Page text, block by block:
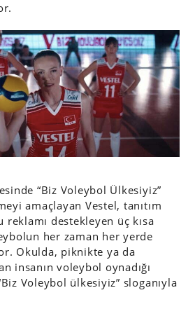
“Biz Voleybol Ülkesiyiz”
amaçlayan Vestel, tanıtım
reklamı destekleyen üç kısa
her zaman her yerde
Okulda, piknikte ya da
insanın voleybol oynadığı
Voleybol ülkesiyiz” sloganıyla